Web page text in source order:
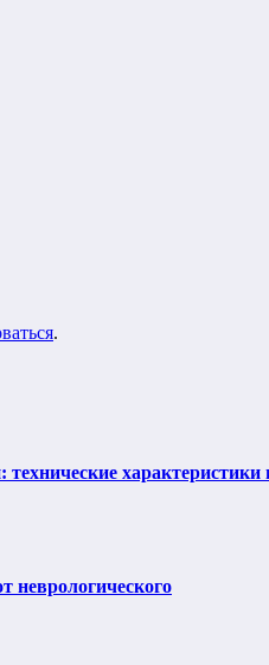
.
характеристики
неврологического